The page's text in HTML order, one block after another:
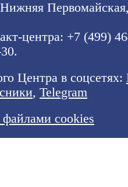
центра: +7 (499)
Центра в соцсетях:
, Telegram
cookies